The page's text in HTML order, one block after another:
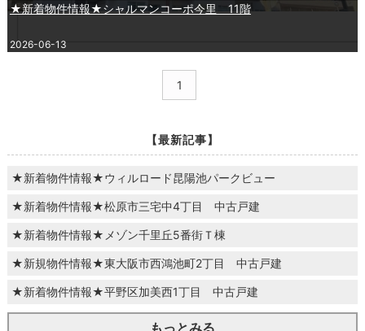
★新着物件情報★シャルマンコーポ今里 11階
2026-06-13
1
【最新記事】
★新着物件情報★ウィルロード昆陽池パークビュー
★新着物件情報★松原市三宅中4丁目 中古戸建
★新着物件情報★メゾン千里丘5番街Ｔ棟
★新規物件情報★東大阪市西鴻池町2丁目 中古戸建
★新着物件情報★平野区加美西1丁目 中古戸建